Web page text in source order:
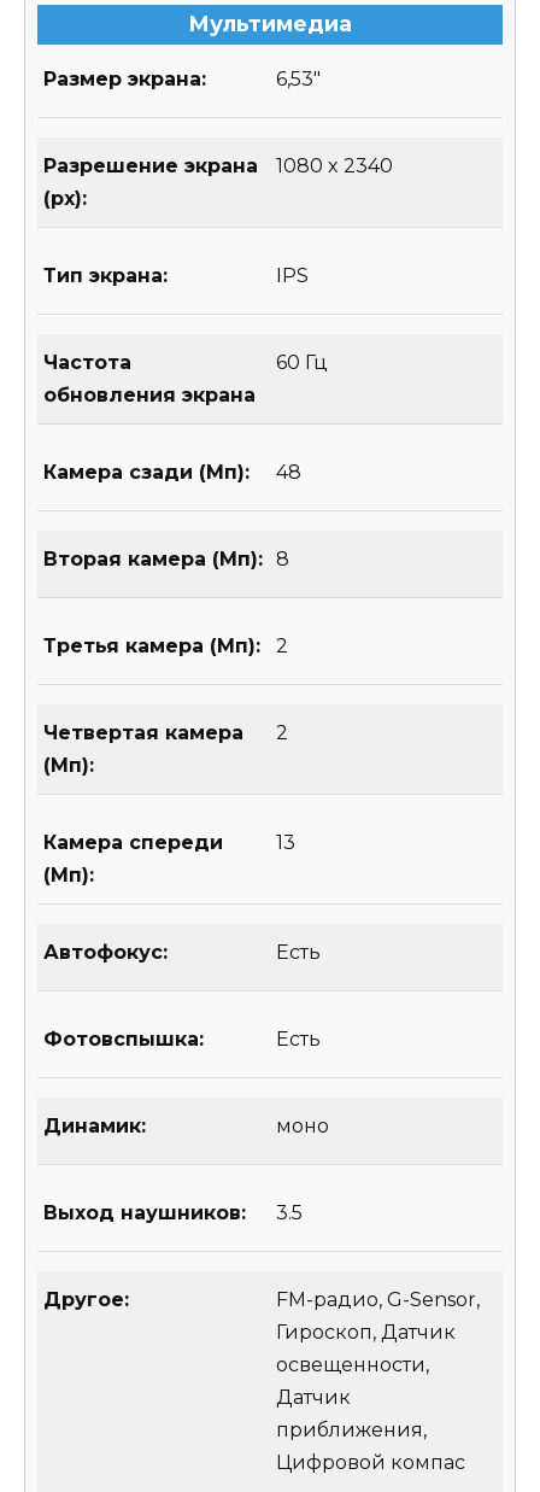
Мультимедиа
Размер экрана: 6,53″
Разрешение экрана
(px):
1080 x 2340
Тип экрана: IPS
Частота
обновления экрана
60 Гц
Камера сзади (Мп): 48
Вторая камера (Мп): 8
Третья камера (Мп): 2
Четвертая камера
(Мп):
2
Камера спереди
(Мп):
13
Автофокус: Есть
Фотовспышка: Есть
Динамик: моно
Выход наушников: 3.5
Другое:
FM-радио, G-Sensor,
Гироскоп, Датчик
освещенности,
Датчик
приближения,
Цифровой компас